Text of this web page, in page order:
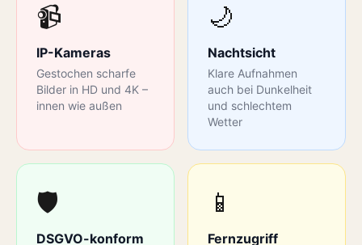
📹
IP-Kameras
Gestochen scharfe
Bilder in HD und 4K –
innen wie außen
🌙
Nachtsicht
Klare Aufnahmen
auch bei Dunkelheit
und schlechtem
Wetter
🛡️
DSGVO-konform
📱
Fernzugriff